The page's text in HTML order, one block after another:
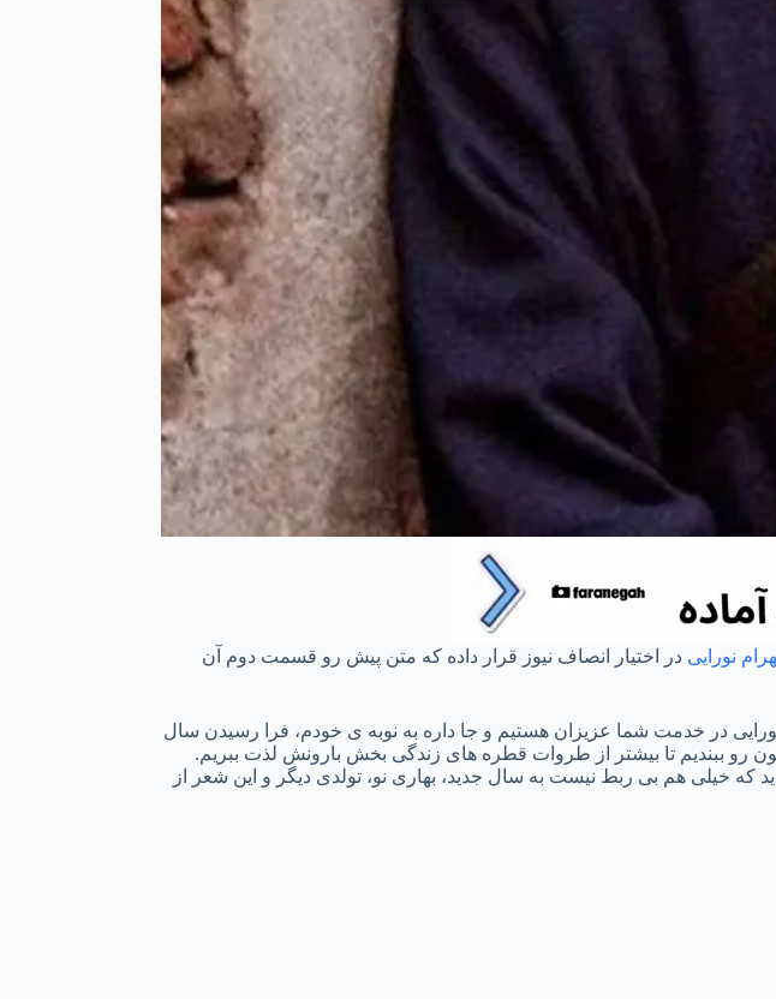
نورایی در اختیار انصاف نیوز قرار داده که متن پیش رو قسمت دوم آن
در خدمت شما عزیزان هستیم و جا داره به نوبه ی خودم، فرا رسیدن سال
رو ببندیم تا بیشتر از طروات قطره های زندگی بخش بارونش لذت ببریم.
خیلی هم بی ربط نیست به سال جدید، بهاری نو، تولدی دیگر و این شعر از